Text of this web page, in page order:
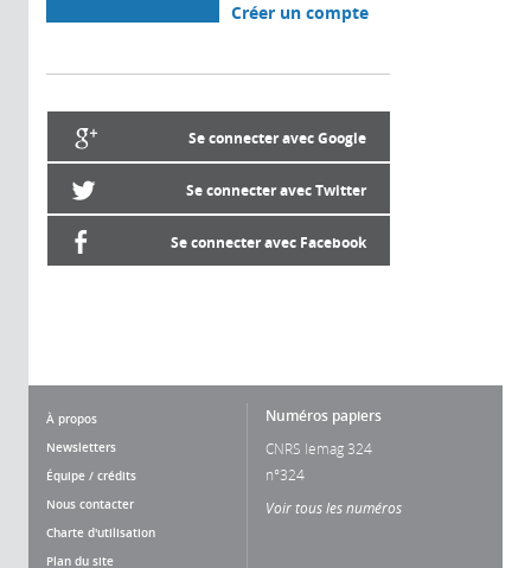
Créer un compte
Se connecter avec Google
Se connecter avec Twitter
Se connecter avec Facebook
À propos
Newsletters
Équipe / crédits
Nous contacter
Charte d'utilisation
Plan du site
Numéros papiers
CNRS lemag 324
n°324
Voir tous les numéros